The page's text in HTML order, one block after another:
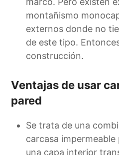
montañismo
externos donde no
de este tipo.
construcción.
Ventajas de usar
pared
Se trata de una
carcasa
una capa interior